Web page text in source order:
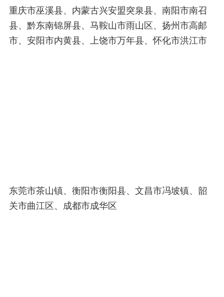
重庆市巫溪县、内蒙古兴安盟突泉县、南阳市南召
县、黔东南锦屏县、马鞍山市雨山区、扬州市高邮
市、安阳市内黄县、上饶市万年县、怀化市洪江市
东莞市茶山镇、衡阳市衡阳县、文昌市冯坡镇、韶
关市曲江区、成都市成华区